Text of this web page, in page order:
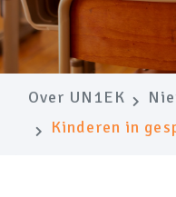
Over UN1EK
Kinderen in